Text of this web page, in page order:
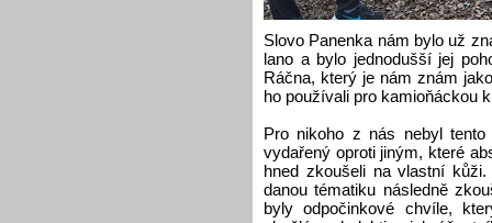
Slovo Panenka nám bylo už
lano a bylo jednodušší jej
Ráčna, který je nám znám
ho používali pro kamioňáckou
Pro nikoho z nás nebyl
vydařený oproti jiným, které
hned zkoušeli na vlastní
danou tématiku následně
byly odpočinkové chvíle,